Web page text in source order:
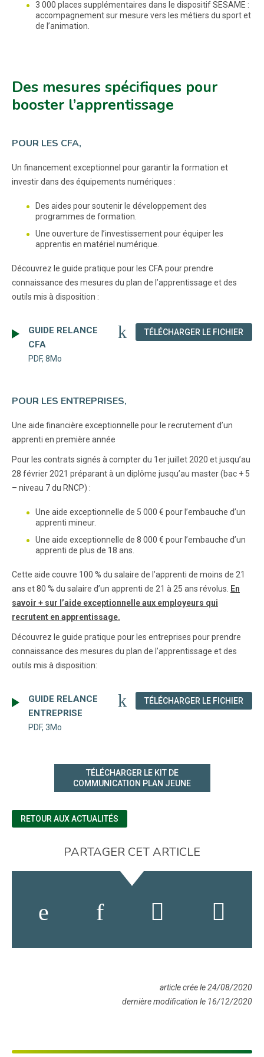
3 000 places supplémentaires dans le dispositif SESAME :
accompagnement sur mesure vers les métiers du sport et
de l’animation.
Des mesures spécifiques pour
booster l’apprentissage
POUR LES CFA,
Un financement exceptionnel pour garantir la formation et
investir dans des équipements numériques :
Des aides pour soutenir le développement des
programmes de formation.
Une ouverture de l’investissement pour équiper les
apprentis en matériel numérique.
Découvrez le guide pratique pour les CFA pour prendre
connaissance des mesures du plan de l’apprentissage et des
outils mis à disposition :
GUIDE RELANCE
CFA
PDF, 8Mo
TÉLÉCHARGER LE FICHIER
POUR LES ENTREPRISES,
Une aide financière exceptionnelle pour le recrutement d’un
apprenti en première année
Pour les contrats signés à compter du 1er juillet 2020 et jusqu’au
28 février 2021 préparant à un diplôme jusqu’au master (bac + 5
– niveau 7 du RNCP) :
Une aide exceptionnelle de 5 000 € pour l’embauche d’un
apprenti mineur.
Une aide exceptionnelle de 8 000 € pour l’embauche d’un
apprenti de plus de 18 ans.
Cette aide couvre 100 % du salaire de l’apprenti de moins de 21
ans et 80 % du salaire d’un apprenti de 21 à 25 ans révolus.
En
savoir + sur l’aide exceptionnelle aux employeurs qui
recrutent en apprentissage.
Découvrez le guide pratique pour les entreprises pour prendre
connaissance des mesures du plan de l’apprentissage et des
outils mis à disposition:
GUIDE RELANCE
ENTREPRISE
PDF, 3Mo
TÉLÉCHARGER LE FICHIER
TÉLÉCHARGER LE KIT DE
COMMUNICATION PLAN JEUNE
RETOUR AUX ACTUALITÉS
PARTAGER CET ARTICLE
article crée le 24/08/2020
dernière modification le 16/12/2020